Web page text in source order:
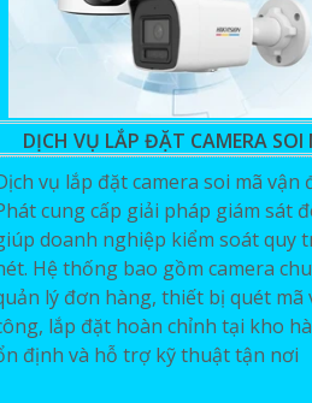
DỊCH VỤ LẮP ĐẶT CAMERA
vụ lắp đặt camera soi mã
cung cấp giải pháp giám sát
doanh nghiệp kiểm soát quy
Hệ thống bao gồm camera
lý đơn hàng, thiết bị quét mã
lắp đặt hoàn chỉnh tại kho
định và hỗ trợ kỹ thuật tận nơi